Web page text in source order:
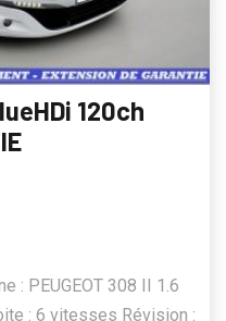
120ch
: PEUGEOT 308 II 1.6
: 6 vitesses Révision :